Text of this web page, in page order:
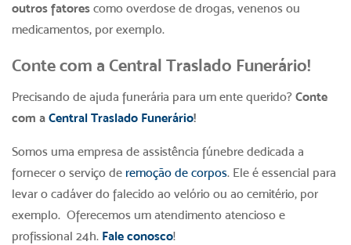
outros fatores como overdose de drogas, venenos ou
medicamentos, por exemplo.
Conte com a Central Traslado Funerário!
Precisando de ajuda funerária para um ente querido? Conte
com a Central Traslado Funerário!
Somos uma empresa de assistência fúnebre dedicada a
fornecer o serviço de remoção de corpos. Ele é essencial para
levar o cadáver do falecido ao velório ou ao cemitério, por
exemplo. Oferecemos um atendimento atencioso e
profissional 24h. Fale conosco!